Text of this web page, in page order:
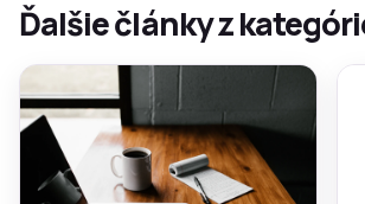
Ďalšie články z